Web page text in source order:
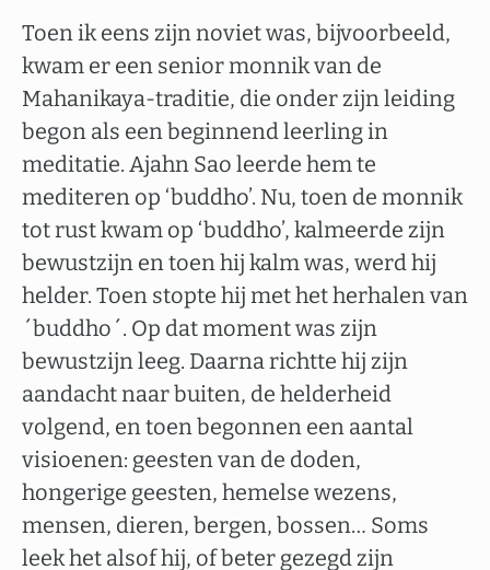
Toen ik eens zijn noviet was, bijvoorbeeld,
kwam er een senior monnik van de
Mahanikaya-traditie, die onder zijn leiding
begon als een beginnend leerling in
meditatie. Ajahn Sao leerde hem te
mediteren op ‘buddho’. Nu, toen de monnik
tot rust kwam op ‘buddho’, kalmeerde zijn
bewustzijn en toen hij kalm was, werd hij
helder. Toen stopte hij met het herhalen van
´buddho´. Op dat moment was zijn
bewustzijn leeg. Daarna richtte hij zijn
aandacht naar buiten, de helderheid
volgend, en toen begonnen een aantal
visioenen: geesten van de doden,
hongerige geesten, hemelse wezens,
mensen, dieren, bergen, bossen… Soms
leek het alsof hij, of beter gezegd zijn